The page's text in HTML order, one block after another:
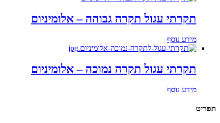
תקרתי עגול תקרה גבוהה – אלומיניום
מידע נוסף
תקרתי עגול תקרה נמוכה – אלומיניום
מידע נוסף
תפריט